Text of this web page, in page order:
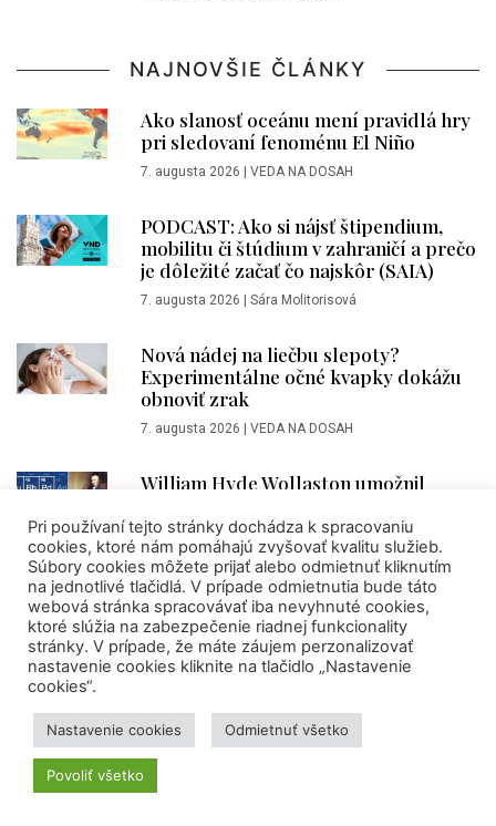
NAJNOVŠIE ČLÁNKY
Ako slanosť oceánu mení pravidlá hry
pri sledovaní fenoménu El Niño
7. augusta 2026 | VEDA NA DOSAH
PODCAST: Ako si nájsť štipendium,
mobilitu či štúdium v zahraničí a prečo
je dôležité začať čo najskôr (SAIA)
7. augusta 2026 | Sára Molitorisová
Nová nádej na liečbu slepoty?
Experimentálne očné kvapky dokážu
obnoviť zrak
7. augusta 2026 | VEDA NA DOSAH
William Hyde Wollaston umožnil
pred 260 rokmi
6. augusta 2026|Zuzana Šulák Hergovitsová
Objav slovenských a poľských vedcov
prináša prekvapujúci vedecký zvrat v
evolučnej histórii európskych jašteríc
AKTIVITY CVTI SR
Pri používaní tejto stránky dochádza k spracovaniu
cookies, ktoré nám pomáhajú zvyšovať kvalitu služieb.
Súbory cookies môžete prijať alebo odmietnuť kliknutím
na jednotlivé tlačidlá. V prípade odmietnutia bude táto
webová stránka spracovávať iba nevyhnuté cookies,
ktoré slúžia na zabezpečenie riadnej funkcionality
stránky. V prípade, že máte záujem perzonalizovať
nastavenie cookies kliknite na tlačidlo „Nastavenie
cookies“.
Nastavenie cookies Odmietnuť všetko
Povoliť všetko